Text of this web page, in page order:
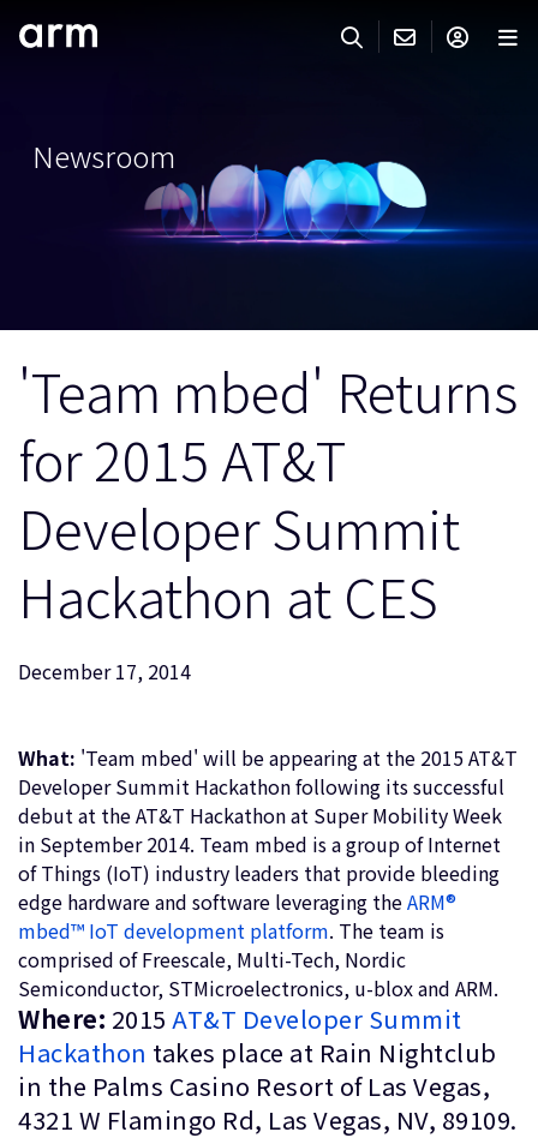
Skip to Footer
サポート
IP サポート
企業様向けFlexible Access
IPライセンスのお問い合わせ
その他のお問い合わせ
Arm Integrity Helpline
報道関連
人材採用
研究連携
IR関連
グローバル本社
110 Fulbourn Road
Cambridge, UK
CB1 9NJ
Tel: + 44(1223) 400 400 [main reception]
Fax: + 44(1223) 400 410
全てのオフィスを見る
Armアカウント
ログインしてArmアカウントにアクセスする。
開発
サポート&トレーニング
企業情報
Newsroom
'Team mbed' Returns
for 2015 AT&T
Developer Summit
Hackathon at CES
December 17, 2014
What: 'Team mbed' will be appearing at the 2015 AT&T
Developer Summit Hackathon following its successful
debut at the AT&T Hackathon at Super Mobility Week
in September 2014. Team mbed is a group of Internet
of Things (IoT) industry leaders that provide bleeding
edge hardware and software leveraging theARM®
mbed™ IoT development platform. The team is
comprised of Freescale, Multi-Tech, Nordic
Semiconductor, STMicroelectronics, u-blox and ARM.
Where: 2015 AT&T Developer Summit
Hackathon takes place at Rain Nightclub
in the Palms Casino Resort of Las Vegas,
4321 W Flamingo Rd, Las Vegas, NV, 89109.